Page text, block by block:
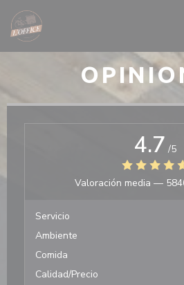
Personalización de sus opciones de
4.7 /5
Valoración media —
Servicio
Ambiente
Comida
Calidad/Precio